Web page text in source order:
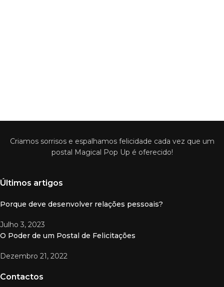
Criamos sorrisos e espalhamos felicidade cada vez que um
postal Magical Pop Up é oferecido!
Últimos artigos
Porque deve desenvolver relações pessoais?
Julho 3, 2023
O Poder de um Postal de Felicitações
Dezembro 21, 2022
Contactos